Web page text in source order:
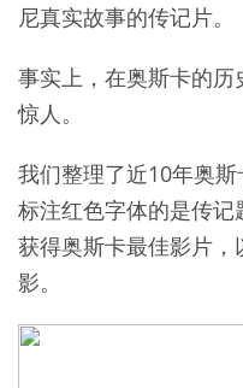
尼真实故事的传记片。
事实上，在奥斯卡的
惊人。
我们整理了近10年奥
标注红色字体的是传
获得奥斯卡最佳影片
影。